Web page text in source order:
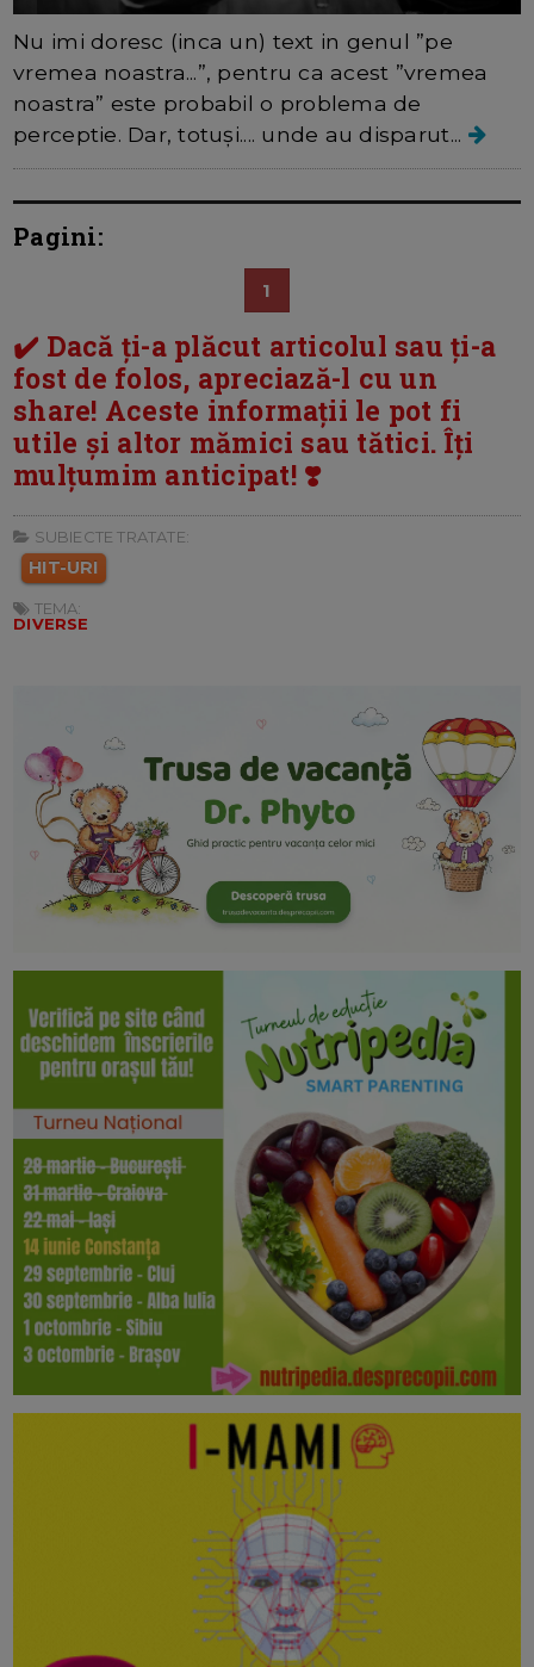
Nu imi doresc (inca un) text in genul ”pe
vremea noastra...”, pentru ca acest ”vremea
noastra” este probabil o problema de
perceptie. Dar, totuși.... unde au disparut...
Pagini:
1
✔️ Dacă ți-a plăcut articolul sau ți-a
fost de folos, apreciază-l cu un
share! Aceste informații le pot fi
utile și altor mămici sau tătici. Îți
mulțumim anticipat! ❣️
SUBIECTE TRATATE:
HIT-URI
TEMA:
DIVERSE